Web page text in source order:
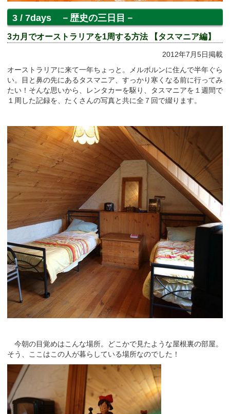
3 / 7days －歴史の三日目－
3カ月でオーストラリアを1周する方法 【タスマニア編】
2012年7月5日掲載
オーストラリアに来て一年ちょっと。メルボルンに住んで半年ぐら
い。目と鼻の先にあるタスマニア、すっかり寒くなる前に行ってみ
たい！そんな思いから、レンタカーを駆り、タスマニアを１週間で
１周した記録を、たくさんの写真と共に全７回で綴ります。
今朝の目覚めはこんな場所。どこかで見たような屋根裏の部屋。
そう、ここはこの人が暮らしている場所なのでした！